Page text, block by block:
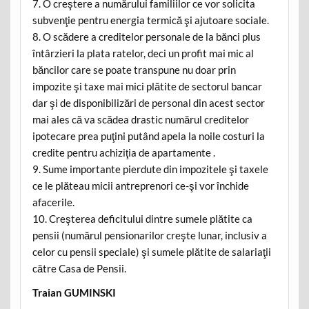
7. O creştere a numărului familiilor ce vor solicita
subvenţie pentru energia termică şi ajutoare sociale.
8. O scădere a creditelor personale de la bănci plus
întârzieri la plata ratelor, deci un profit mai mic al
băncilor care se poate transpune nu doar prin
impozite şi taxe mai mici plătite de sectorul bancar
dar şi de disponibilizări de personal din acest sector
mai ales că va scădea drastic numărul creditelor
ipotecare prea puţini putând apela la noile costuri la
credite pentru achiziţia de apartamente .
9. Sume importante pierdute din impozitele şi taxele
ce le plăteau micii antreprenori ce-şi vor închide
afacerile.
10. Creşterea deficitului dintre sumele plătite ca
pensii (numărul pensionarilor creşte lunar, inclusiv a
celor cu pensii speciale) şi sumele plătite de salariaţii
către Casa de Pensii.
Traian GUMINSKI